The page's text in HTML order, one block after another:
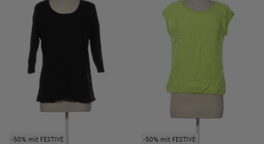
-50% mit FESTIVE -50% mit FESTIVE